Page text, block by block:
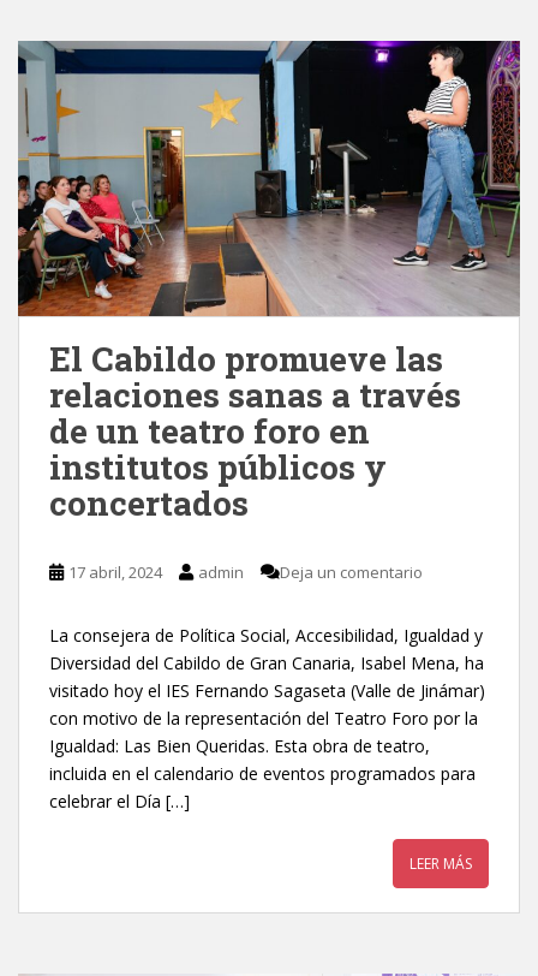
El Cabildo promueve las
relaciones sanas a través
de un teatro foro en
institutos públicos y
concertados
17 abril, 2024 admin Deja un comentario
La consejera de Política Social, Accesibilidad, Igualdad y
Diversidad del Cabildo de Gran Canaria, Isabel Mena, ha
visitado hoy el IES Fernando Sagaseta (Valle de Jinámar)
con motivo de la representación del Teatro Foro por la
Igualdad: Las Bien Queridas. Esta obra de teatro,
incluida en el calendario de eventos programados para
celebrar el Día […]
LEER MÁS